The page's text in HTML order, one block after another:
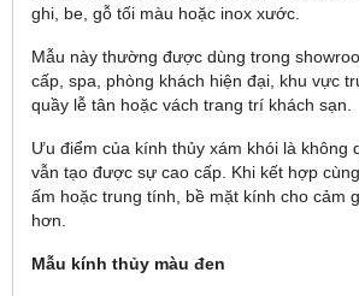
ghi, be, gỗ tối màu hoặc inox xước.
Mẫu này thường được dùng trong
cấp, spa, phòng khách hiện đại, khu vực
quầy lễ tân hoặc vách trang trí khách sạn.
Ưu điểm của kính thủy xám khói là không
vẫn tạo được sự cao cấp. Khi kết hợp
ấm hoặc trung tính, bề mặt kính cho cảm
hơn.
Mẫu kính thủy màu đen